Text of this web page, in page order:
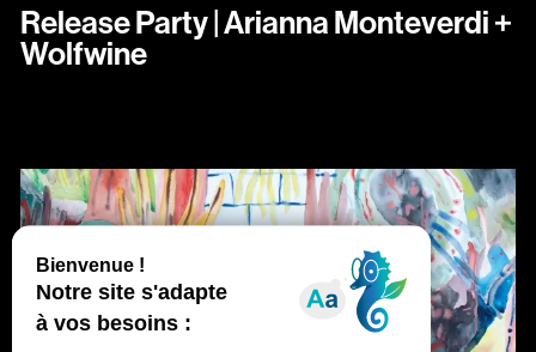
Release Party | Arianna Monteverdi +
Wolfwine